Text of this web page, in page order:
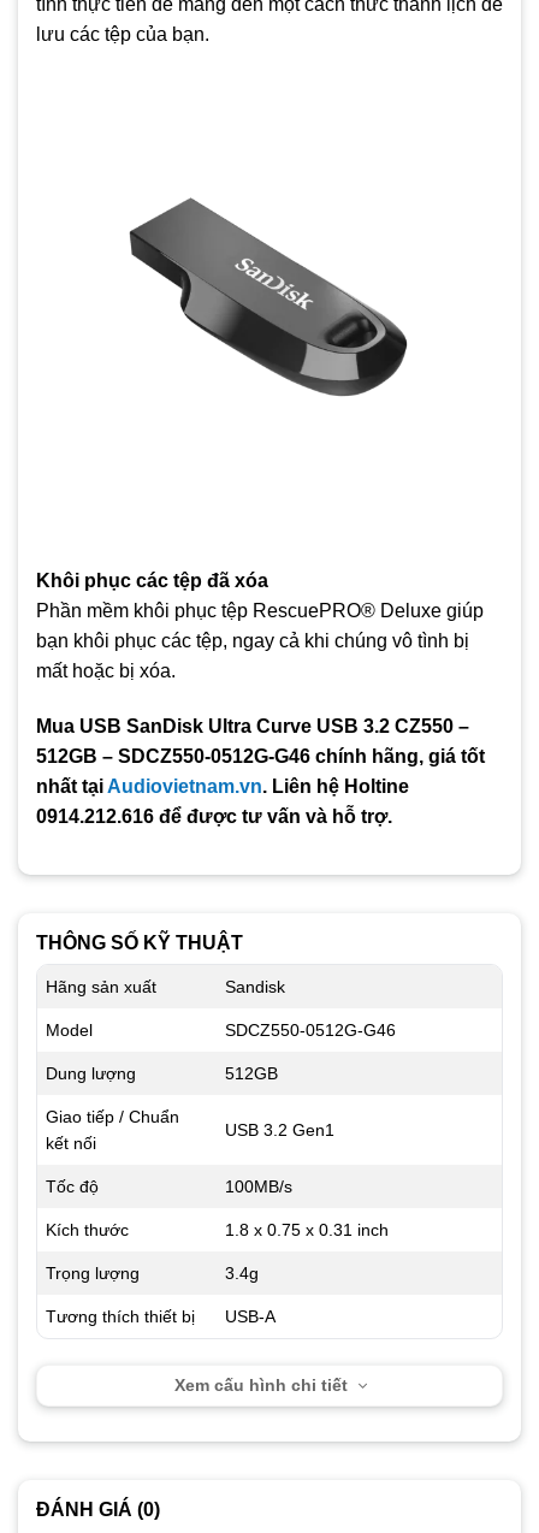
lưu các tệp của bạn.
Khôi phục các tệp đã xóa
Phần mềm khôi phục tệp RescuePRO® Deluxe giúp
bạn khôi phục các tệp, ngay cả khi chúng vô tình bị
mất hoặc bị xóa.
Mua USB SanDisk Ultra Curve USB 3.2 CZ550 –
512GB – SDCZ550-0512G-G46 chính hãng, giá tốt
nhất tạiAudiovietnam.vn. Liên hệ Holtine
0914.212.616 để được tư vấn và hỗ trợ.
THÔNG SỐ KỸ THUẬT
Hãng sản xuất Sandisk
Model SDCZ550-0512G-G46
Dung lượng 512GB
Giao tiếp / Chuẩn
kết nối
USB 3.2 Gen1
Tốc độ 100MB/s
Kích thước 1.8 x 0.75 x 0.31 inch
Trọng lượng 3.4g
Tương thích thiết bị USB-A
Xem cấu hình chi tiết
ĐÁNH GIÁ (0)